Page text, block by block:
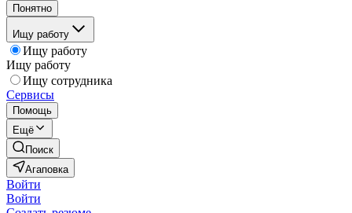
Понятно
Ищу работу
Ищу работу
Ищу работу
Ищу сотрудника
Сервисы
Помощь
Ещё
Поиск
Агаповка
Войти
Войти